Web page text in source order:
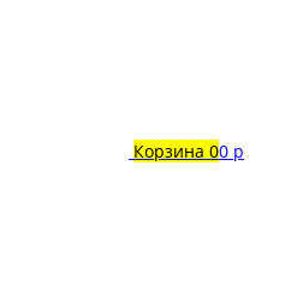
Корзина 00 р